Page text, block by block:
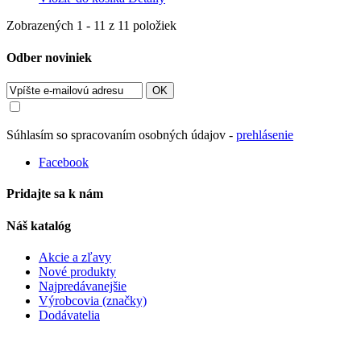
Zobrazených 1 - 11 z 11 položiek
Odber noviniek
OK
Súhlasím so spracovaním osobných údajov - prehlásenie
Facebook
Pridajte sa k nám
Náš katalóg
Akcie a zľavy
Nové produkty
Najpredávanejšie
Výrobcovia (značky)
Dodávatelia